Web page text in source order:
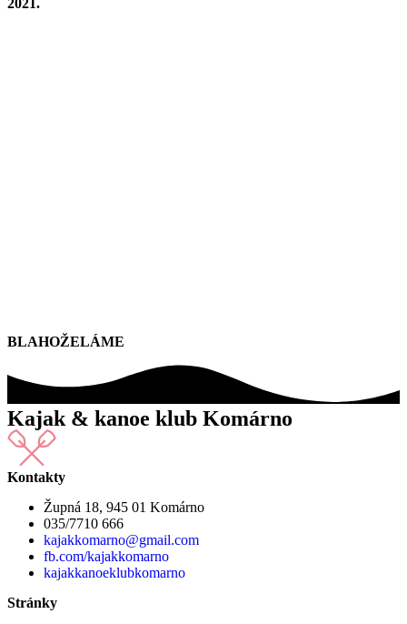
BLAHOŽELÁME
Kajak & kanoe klub Komárno
Kontakty
Župná 18, 945 01 Komárno
035/7710 666
kajakkomarno@gmail.com
fb.com/kajakkomarno
kajakkanoeklubkomarno
Stránky